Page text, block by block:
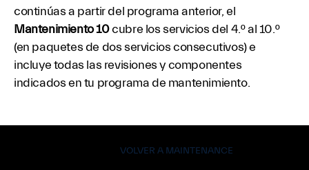
continúas a partir del programa anterior, el
Mantenimiento 10cubre los servicios del 4.º al 10.º
(en paquetes de dos servicios consecutivos) e
incluye todas las revisiones y componentes
indicados en tu programa de mantenimiento.
VOLVER A MAINTENANCE